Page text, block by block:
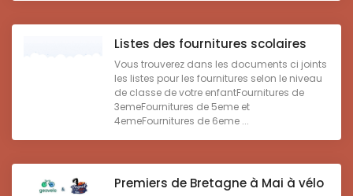
Listes des fournitures scolaires
Vous trouverez dans les documents ci joints
les listes pour les fournitures selon le niveau
de classe de votre enfantFournitures de
3emeFournitures de 5eme et
4emeFournitures de 6eme ...
Premiers de Bretagne à Mai à vélo